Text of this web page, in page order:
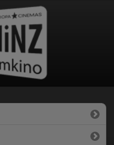
Cookie Einstellungen